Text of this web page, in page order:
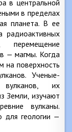
в центральной
в пределах
планета. В ее
радиоактивных
перемещение
— магмы. Когда
на поверхность
Ученые-
вулканов, их
Земли, изучают
вулканы.
для геологии —